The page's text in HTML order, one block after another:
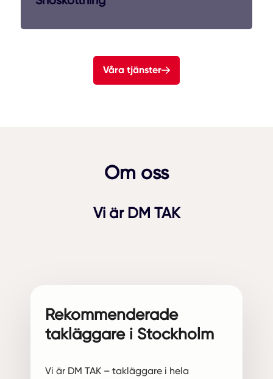
Våra tjänster
Om oss
Vi är DM TAK
Rekommenderade
takläggare i Stockholm
Vi är DM TAK – takläggare i hela